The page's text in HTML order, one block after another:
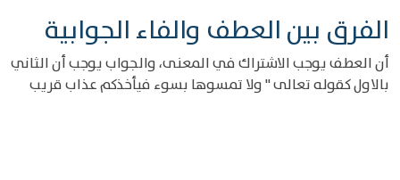
الفرق بين العطف والفاء الجوابية
أن العطف يوجب الاشتراك في المعنى، والجواب يوجب أن الثاني
بالاول كقوله تعالى " ولا تمسوها بسوء فيأخذكم عذاب قريب